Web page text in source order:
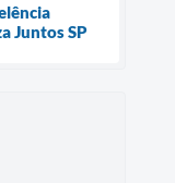
Juntos SP